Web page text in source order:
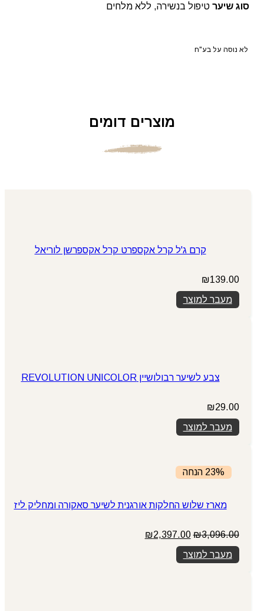
סוג שיער טיפול בנשירה, ללא מלחים
לא נוסה על בע"ח
מוצרים דומים
קרם ג'ל קרל אקספרט קרל אקספרשן לוריאל
₪139.00
מעבר למוצר
צבע לשיער רבולושיין REVOLUTION UNICOLOR
₪29.00
מעבר למוצר
23% הנחה
מארז שלוש החלקות אורגנית לשיער סאקורה ומחליק ליז
₪3,096.00
המחיר
המקורי
היה:
₪3,096.00.
₪2,397.00
מעבר למוצר